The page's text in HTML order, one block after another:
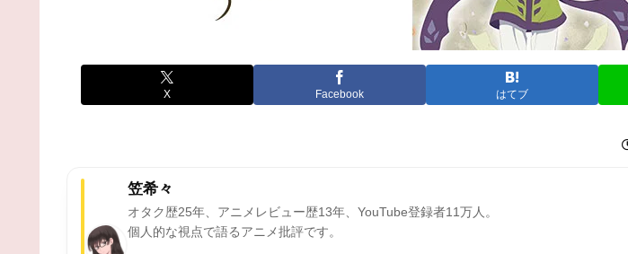
X Facebook はてブ
笠希々
オタク歴25年、アニメレビュー歴13年、YouTube登録者11万人。
個人的な視点で語るアニメ批評です。